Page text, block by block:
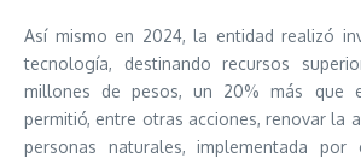
Así mismo en 2024, la entidad realizó
tecnología, destinando recursos
millones de pesos, un 20% más que
permitió, entre otras acciones, renovar la
personas naturales, implementada por